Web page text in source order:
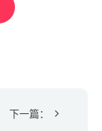
下一篇：